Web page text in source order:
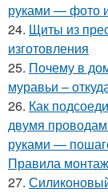
руками — фото
24. Щиты из
изготовления
25. Почему в
муравьи –
26. Как
двумя
руками —
Правила
27.